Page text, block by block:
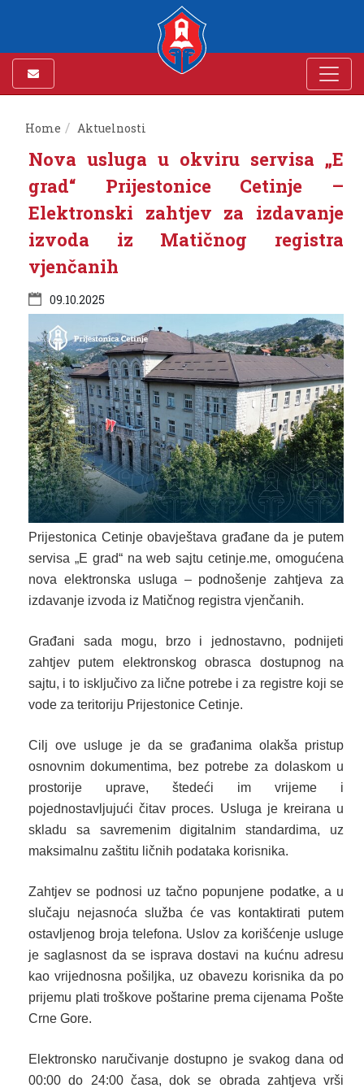
Home Aktuelnosti
Nova usluga u okviru servisa „E
grad“ Prijestonice Cetinje –
Elektronski zahtjev za izdavanje
izvoda iz Matičnog registra
vjenčanih
09.10.2025
Prijestonica Cetinje obavještava građane da je putem
servisa „E grad“ na web sajtu cetinje.me, omogućena
nova elektronska usluga – podnošenje zahtjeva za
izdavanje izvoda iz Matičnog registra vjenčanih.
Građani sada mogu, brzo i jednostavno, podnijeti
zahtjev putem elektronskog obrasca dostupnog na
sajtu, i to isključivo za lične potrebe i za registre koji se
vode za teritoriju Prijestonice Cetinje.
Cilj ove usluge je da se građanima olakša pristup
osnovnim dokumentima, bez potrebe za dolaskom u
prostorije uprave, štedeći im vrijeme i
pojednostavljujući čitav proces. Usluga je kreirana u
skladu sa savremenim digitalnim standardima, uz
maksimalnu zaštitu ličnih podataka korisnika.
Zahtjev se podnosi uz tačno popunjene podatke, a u
slučaju nejasnoća služba će vas kontaktirati putem
ostavljenog broja telefona. Uslov za korišćenje usluge
je saglasnost da se isprava dostavi na kućnu adresu
kao vrijednosna pošiljka, uz obavezu korisnika da po
prijemu plati troškove poštarine prema cijenama Pošte
Crne Gore.
Elektronsko naručivanje dostupno je svakog dana od
00:00 do 24:00 časa, dok se obrada zahtjeva vrši